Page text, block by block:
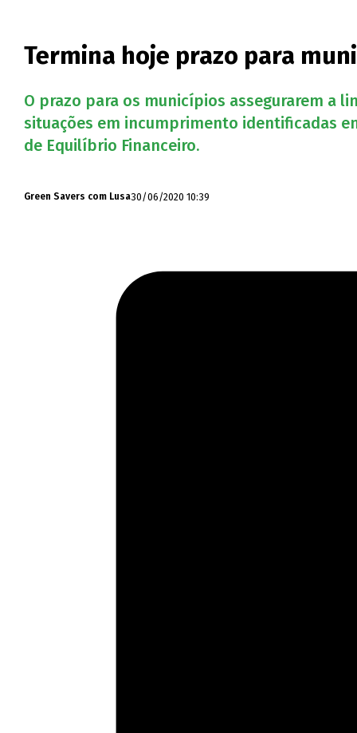
Termina hoje prazo para
O prazo para os municípios assegurarem a
situações em incumprimento identificadas
de Equilíbrio Financeiro.
Green Savers com Lusa30/06/2020 10:39